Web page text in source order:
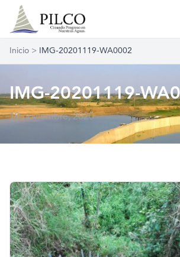
Inicio > IMG-20201119-WA0002
IMG-20201119-
19 noviembre, 2020